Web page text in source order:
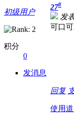
初级用户
积分
0
发消息
27#
发
可口
回复
使用